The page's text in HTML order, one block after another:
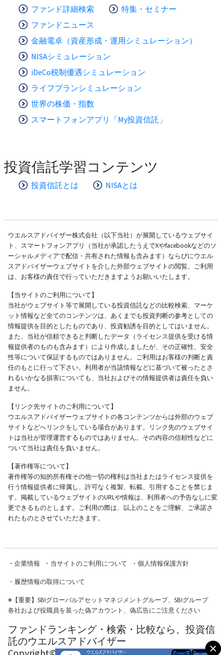
ファンド詳細検索
特集・セミナー
ファンドニュース
金融電卓（資産形成・運用シミュレーション）
NISAシミュレーション
iDeCo税制優遇シミュレーション
ライフプランシミュレーション
世界の株価・指数
スマートフォンアプリ「My投資信託」
投資信託学習コンテンツ
投資信託とは NISAとは
ウエルスアドバイザー株式会社（以下当社）が展開しているウェブサイ
ト、スマートフォンアプリ（当社が承認したうえでXやfacebookなどのソ
ーシャルメディアで配信・共有された情報も含みます）ならびにウエル
スアドバイザーウェブサイトを介した外部ウェブサイトの閲覧、ご利用
は、お客様の責任で行っていただきますようお願いいたします。
【当サイトのご利用について】
当社がウェブサイト等で展開している投資信託などの比較検索、マーケ
ット情報など全てのコンテンツは、あくまでも投資判断の参考としての
情報提供を目的としたものであり、投資勧誘を目的としてはいません。
また、当社が信頼できると判断したデータ（ライセンス提供を受ける情
報提供者のものも含みます）により作成しましたが、その正確性、安全
性等について保証するものではありません。ご利用はお客様の判断と責
任のもとに行って下さい。利用者が当該情報などに基づいて被ったとさ
れるいかなる損害についても、当社およびその情報提供者は責任を負い
ません。
【リンク先サイトのご利用について】
ウエルスアドバイザーウェブサイトの各コンテンツからは外部のウェブ
サイトなどへリンクをしている場合があります。リンク先のウェブサイ
トは当社が管理運営するものではありません。その内容の信頼性などに
ついて当社は責任を負いません。
【著作権等について】
著作権等の知的所有権その他一切の権利は当社またはライセンス提供を
行う情報提供者に帰属し、許可なく複製、転載、引用することを禁じま
す。掲載しているウェブサイトのURLや情報は、利用者への予告なしに変
更できるものとします。ご利用の際は、以上のことをご理解、ご承諾さ
れたものとさせていただきます。
・ 企業情報 ・ 当サイトのご利用について ・ 個人情報保護方針
・ 履歴情報の取得について
※【重要】SBIグローバルアセットマネジメントグループ、SBIグループ
各社および役職員を装った偽アカウント、偽広告にご注意ください
ファンドランキング・検索・比較なら、投資信
託のウエルスアドバイザー